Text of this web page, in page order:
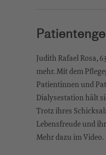
Judith Rafael Rosa,
mehr. Mit dem
Patientinnen und
Dialysestation hält
Trotz ihres
Lebensfreude und
Mehr dazu im Video.